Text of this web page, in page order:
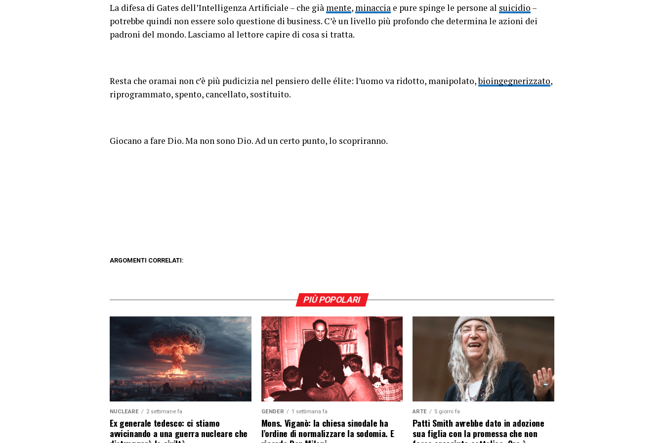
La difesa di Gates dell’Intelligenza Artificiale – che già mente, minaccia e pure spinge le persone al suicidio –
potrebbe quindi non essere solo questione di business. C’è un livello più profondo che determina le azioni dei
padroni del mondo. Lasciamo al lettore capire di cosa si tratta.
Resta che oramai non c’è più pudicizia nel pensiero delle élite: l’uomo va ridotto, manipolato,bioingegnerizzato,
riprogrammato, spento, cancellato, sostituito.
Giocano a fare Dio. Ma non sono Dio. Ad un certo punto, lo scopriranno.
ARGOMENTI CORRELATI:
PIÙ POPOLARI
NUCLEARE 2 settimane fa
Ex generale tedesco: ci stiamo
avvicinando a una guerra nucleare che
GENDER 1 settimana fa
Mons. Viganò: la chiesa sinodale ha
l’ordine di normalizzare la sodomia. E
ARTE 5 giorni fa
Patti Smith avrebbe dato in adozione
sua figlia con la promessa che non